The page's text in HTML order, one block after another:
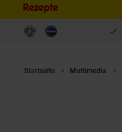
Rezepte
Startseite Multimedia